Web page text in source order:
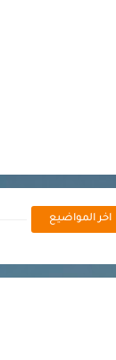
اخر المواضيع